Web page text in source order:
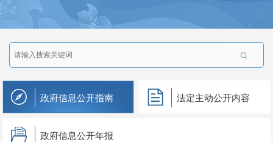

政府信息公开指南 法定主动公开内容
政府信息公开年报